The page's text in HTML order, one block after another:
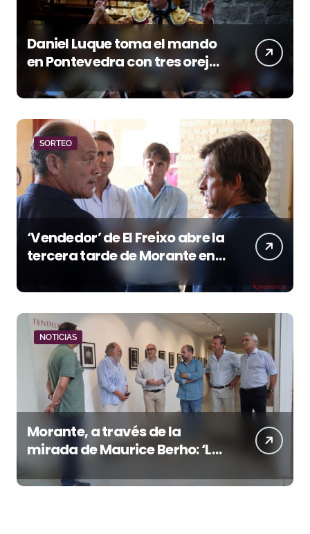
Daniel Luque toma el mando
en Pontevedra con tres orejas
y una Puerta Grande de peso
SORTEO
‘Vendedor’ de El Freixo abre la
tercera tarde de Morante en
la temporada portuense
NOTICIAS
Morante, a través de la
mirada de Maurice Berho: ‘La
belleza del misterio’ llega a La
Malagueta